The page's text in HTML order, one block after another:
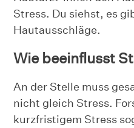
Stress. Du siehst, es
Hautausschläge.
Wie beeinflusst
An der Stelle muss
nicht gleich Stress.
kurzfristigem Stress